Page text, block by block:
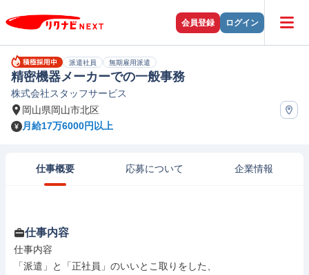
会員登録 ログイン
派遣社員 無期雇用派遣
精密機器メーカーでの一般事務
株式会社スタッフサービス
岡山県岡山市北区
月給17万6000円以上
仕事概要 応募について 企業情報
仕事内容
仕事内容
「派遣」と「正社員」のいいとこ取りをした、